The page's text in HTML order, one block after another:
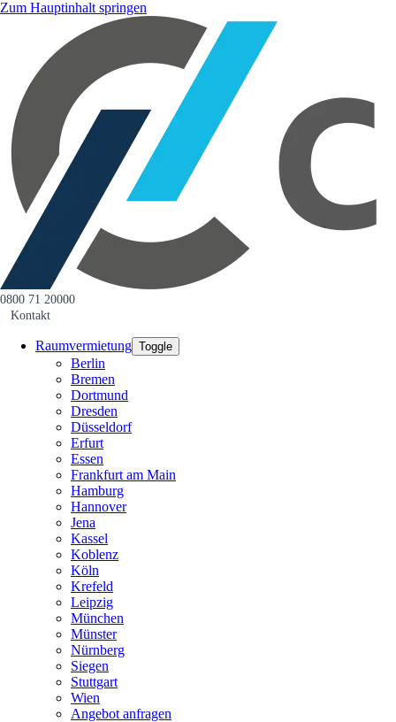
Zum Hauptinhalt springen
0800 71 20000
Kontakt
Raumvermietung Toggle
Berlin
Bremen
Dortmund
Dresden
Düsseldorf
Erfurt
Essen
Frankfurt am Main
Hamburg
Hannover
Jena
Kassel
Koblenz
Köln
Krefeld
Leipzig
München
Münster
Nürnberg
Siegen
Stuttgart
Wien
Angebot anfragen